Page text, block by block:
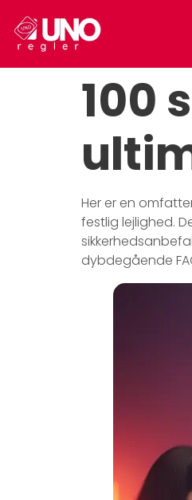
100
Her er en
festlig lejlighed.
dybdegående